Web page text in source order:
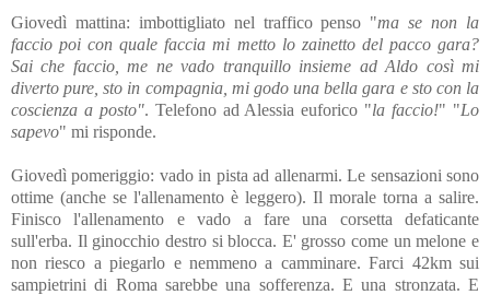
Giovedì mattina: imbottigliato nel traffico penso "ma se non la
faccio poi con quale faccia mi metto lo zainetto del pacco gara?
Sai che faccio, me ne vado tranquillo insieme ad Aldo così mi
diverto pure, sto in compagnia, mi godo una bella gara e sto con la
coscienza a posto". Telefono ad Alessia euforico "la faccio!" "Lo
sapevo" mi risponde.
Giovedì pomeriggio: vado in pista ad allenarmi. Le sensazioni sono
ottime (anche se l'allenamento è leggero). Il morale torna a salire.
Finisco l'allenamento e vado a fare una corsetta defaticante
sull'erba. Il ginocchio destro si blocca. E' grosso come un melone e
non riesco a piegarlo e nemmeno a camminare. Farci 42km sui
sampietrini di Roma sarebbe una sofferenza. E una stronzata. E